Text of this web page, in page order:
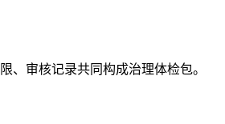
、审核记录共同构成治理体检包。